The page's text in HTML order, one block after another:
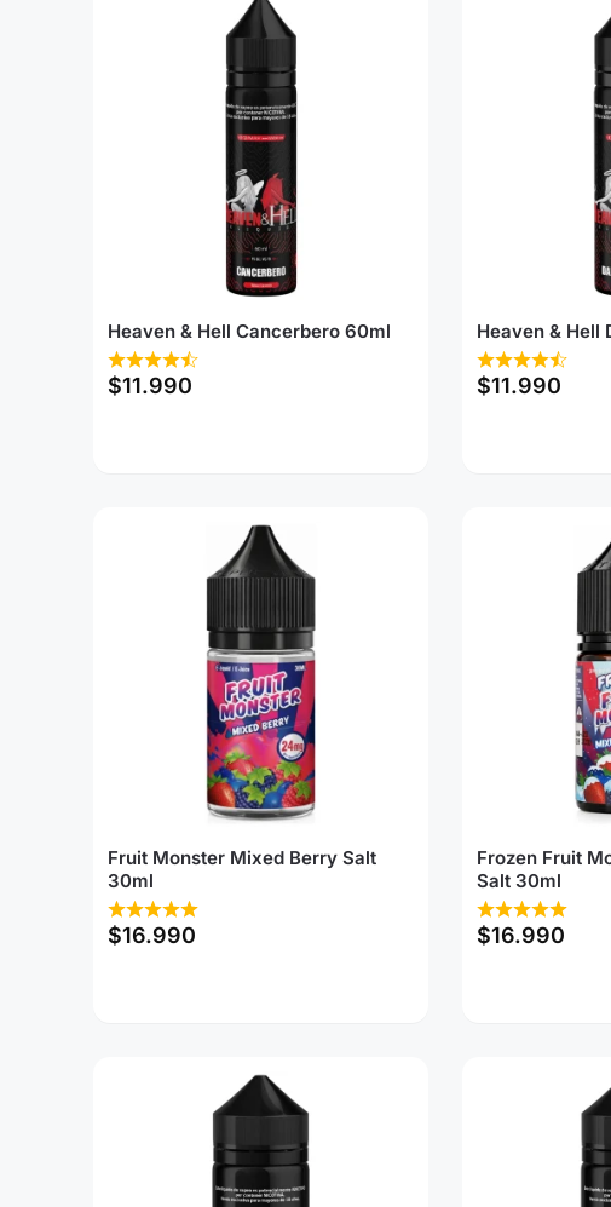
Heaven & Hell Cancerbero 60ml
$11.990
Heaven & Hell
$11.990
Fruit Monster Mixed Berry Salt
30ml
$16.990
Frozen Fruit
Salt 30ml
$16.990